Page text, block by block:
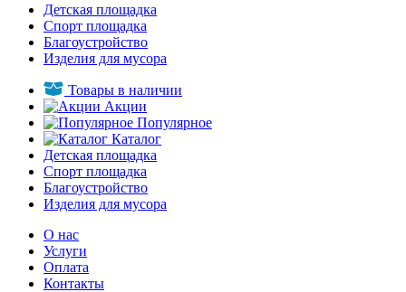
Детская площадка
Спорт площадка
Благоустройство
Изделия для мусора
Товары в наличии
Акции
Популярное
Каталог
Детская площадка
Спорт площадка
Благоустройство
Изделия для мусора
О нас
Услуги
Оплата
Контакты